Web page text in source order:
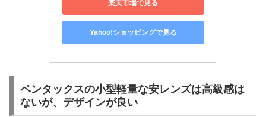
楽天市場で見る
Yahoo!ショッピングで見る
ペンタックスの小型軽量な安レンズは高級感は
ないが、デザインが良い